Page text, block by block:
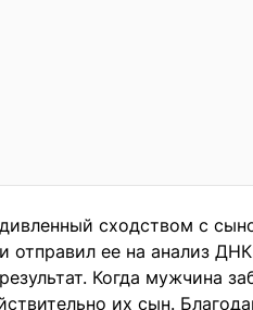
сходством с
отправил ее на анализ
Когда мужчина
их сын.